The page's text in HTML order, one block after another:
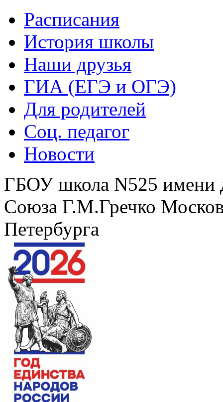
Расписания
История школы
Наши друзья
ГИА (ЕГЭ и ОГЭ)
Для родителей
Соц. педагог
Новости
ГБОУ школа N525 имени
Союза Г.М.Гречко
Петербурга